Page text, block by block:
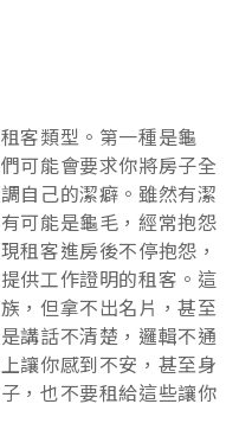
客類型。第一種是龜
可能會要求你將房子全
自己的潔癖。雖然有潔
可能是龜毛，經常抱怨
租客進房後不停抱怨，
供工作證明的租客。這
，但拿不出名片，甚至
講話不清楚，邏輯不通
讓你感到不安，甚至身
，也不要租給這些讓你